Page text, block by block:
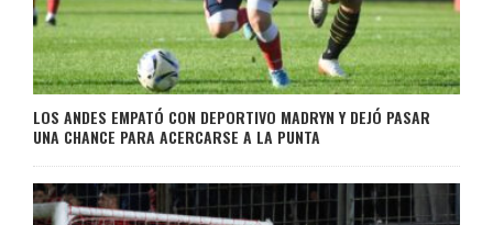
LOS ANDES EMPATÓ CON DEPORTIVO MADRYN Y DEJÓ PASAR
UNA CHANCE PARA ACERCARSE A LA PUNTA